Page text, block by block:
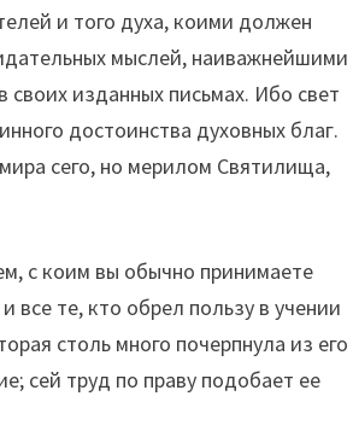
и того духа, коими должен
мыслей, наиважнейшими
изданных письмах. Ибо свет
достоинства духовных благ.
сего, но мерилом Святилища,
с коим вы обычно принимаете
все те, кто обрел пользу в учении
столь много почерпнула из его
сей труд по праву подобает ее